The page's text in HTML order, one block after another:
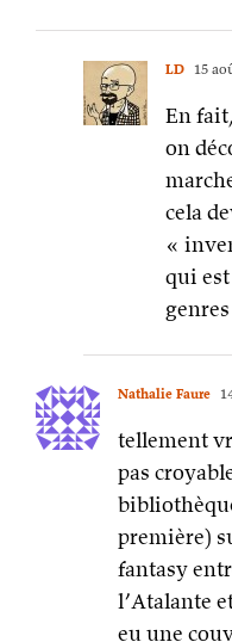
LD 15
En
on
cela
«
qui
Nathalie Faure
tellement
pas
première)
fantasy
l’Atalante
eu une